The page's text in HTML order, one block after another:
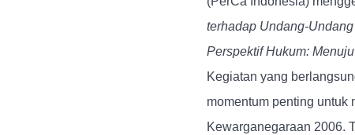
terhadap Undang-
Perspektif Hukum:
Kegiatan yang
momentum penting untuk
Kewarganegaraan 2006.